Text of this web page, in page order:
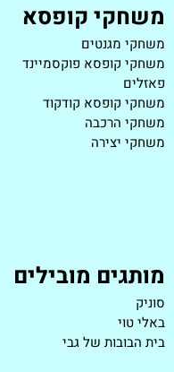
משחקי קופסא
משחקי מגנטים
משחקי קופסא פוקסמיינד
פאזלים
משחקי קופסא קודקוד
משחקי הרכבה
משחקי יצירה
מותגים מובילים
סוניק
באלי טוי
בית הבובות של גבי